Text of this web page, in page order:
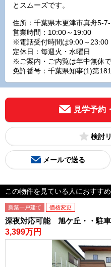
とスムーズです。
住所：千葉県木更津市真舟5-
営業時間：10:00～19:00
※電話受付時間は9:00～23:00
定休日：毎週火・水曜日
※ご案内・ご内覧は年中無休で
免許番号：千葉県知事(1)第
見学予約
検討
メールで送る
この物件を見ている人におすす
新築一戸建て 価格変更
深夜対応可能 旭ケ丘・・駐車
3,399万円